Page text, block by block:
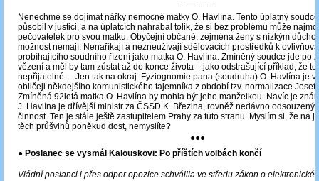
─────
Nenechme se dojímat nářky nemocné matky O. Havlína. Tento úplatný
působil v justici, a na úplatcích nahrabal tolik, že si bez problému může
pečovatelek pro svou matku. Obyčejní občané, zejména ženy s nízkým
možnost nemají. Nenaříkají a nezneužívají sdělovacích prostředků k
probíhajícího soudního řízení jako matka O. Havlína. Zmíněný soudce jde po
vězení a měl by tam zůstat až do konce života – jako odstrašující příklad, že
nepřijatelné. ‒ Jen tak na okraj: Fyziognomie pana (soudruha) O. Havlína je
obličeji někdejšího komunistického tajemníka z období tzv. normalizace
Zmíněná 92letá matka O. Havlína by mohla být jeho manželkou. Navíc je
J. Havlína je dřívější ministr za ČSSD K. Březina, rovněž nedávno odsouzený
činnost. Ten je stále ještě zastupitelem Prahy za tuto stranu. Myslím si, že na
těch průšvihů poněkud dost, nemyslíte?
●●●
● Poslanec se vysmál Kalouskovi: Po příštích volbách končí
Vládní poslanci i přes odpor opozice schválila ve středu zákon o elektronické